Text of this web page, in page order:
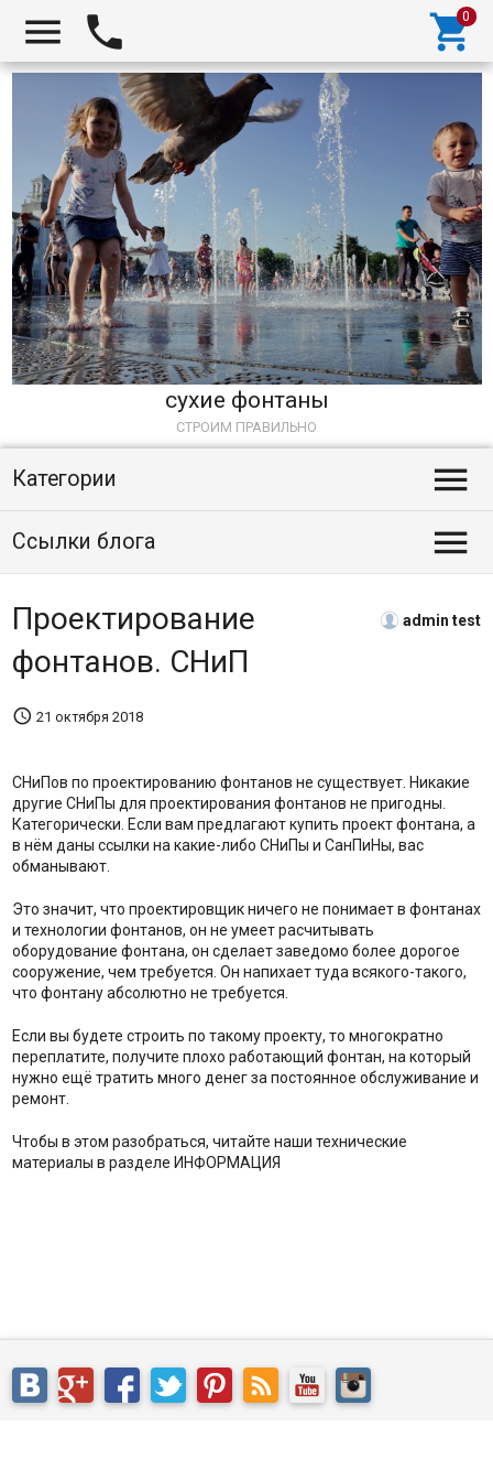
  
сухие фонтаны
СТРОИМ ПРАВИЛЬНО
Категории 
Ссылки блога 
Проектирование
фонтанов. СНиП
admin test
 21 октября 2018
СНиПов по проектированию фонтанов не существует. Никакие
другие СНиПы для проектирования фонтанов не пригодны.
Категорически. Если вам предлагают купить проект фонтана, а
в нём даны ссылки на какие-либо СНиПы и СанПиНы, вас
обманывают.
Это значит, что проектировщик ничего не понимает в фонтанах
и технологии фонтанов, он не умеет расчитывать
оборудование фонтана, он сделает заведомо более дорогое
сооружение, чем требуется. Он напихает туда всякого-такого,
что фонтану абсолютно не требуется.
Если вы будете строить по такому проекту, то многократно
переплатите, получите плохо работающий фонтан, на который
нужно ещё тратить много денег за постоянное обслуживание и
ремонт.
Чтобы в этом разобраться, читайте наши технические
материалы в разделе ИНФОРМАЦИЯ